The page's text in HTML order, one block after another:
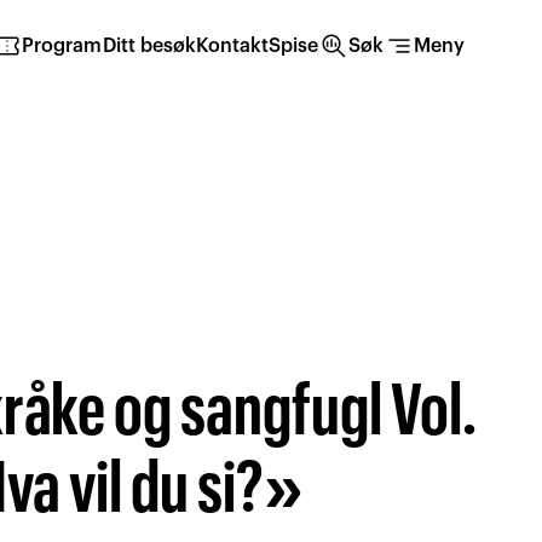
Program Ditt besøkKontaktSpisesearch_insightsSøk segment Meny
og sangfugl Vol.
vil du si?»